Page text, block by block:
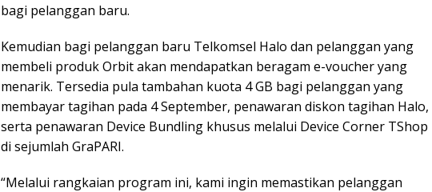
bagi pelanggan baru.
Kemudian bagi pelanggan baru Telkomsel Halo dan pelanggan yang
membeli produk Orbit akan mendapatkan beragam e-voucher yang
menarik. Tersedia pula tambahan kuota 4 GB bagi pelanggan yang
membayar tagihan pada 4 September, penawaran diskon tagihan Halo,
serta penawaran Device Bundling khusus melalui Device Corner TShop
di sejumlah GraPARI.
“Melalui rangkaian program ini, kami ingin memastikan pelanggan